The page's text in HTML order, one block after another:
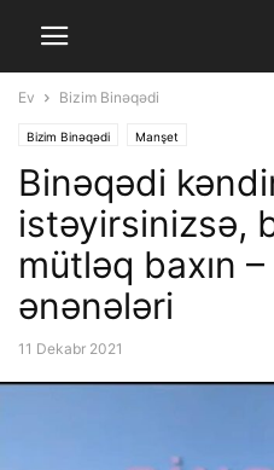
Ev Bizim Binəqədi
Bizim Binəqədi Manşet
Binəqədi
istəyirsinizsə,
mütləq baxın
ənənələri
11 Dekabr 2021